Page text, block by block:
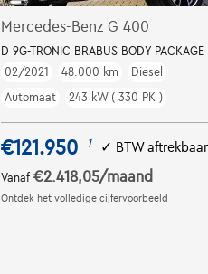
Mercedes-Benz G 400
D 9G-TRONIC BRABUS BODY
02/2021
48.000 km
Diesel
Automaat
243 kW ( 330 PK )
€121.950 1 ✓ BTW aftrekbaar
Vanaf €2.418,05/maand
Ontdek het volledige cijfervoorbeeld